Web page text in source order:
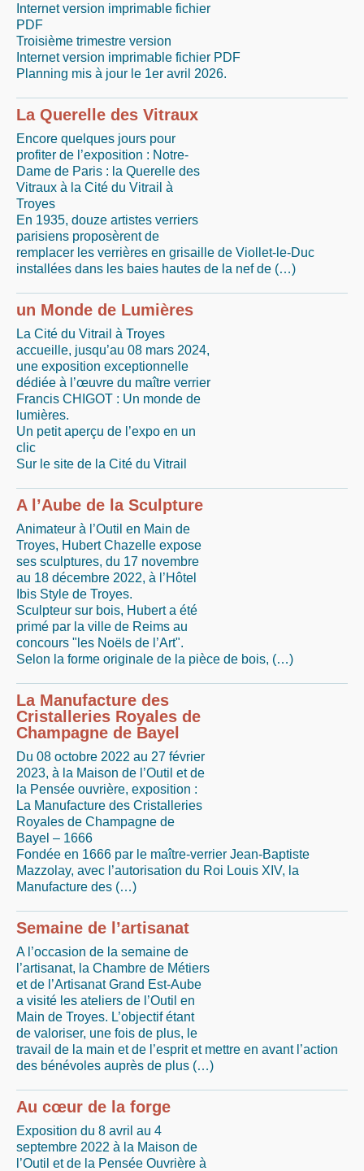
Internet version imprimable fichier
PDF
Troisième trimestre version
Internet version imprimable fichier PDF
Planning mis à jour le 1er avril 2026.
La Querelle des Vitraux
Encore quelques jours pour
profiter de l’exposition : Notre-
Dame de Paris : la Querelle des
Vitraux à la Cité du Vitrail à
Troyes
En 1935, douze artistes verriers
parisiens proposèrent de
remplacer les verrières en grisaille de Viollet-le-Duc
installées dans les baies hautes de la nef de (…)
un Monde de Lumières
La Cité du Vitrail à Troyes
accueille, jusqu’au 08 mars 2024,
une exposition exceptionnelle
dédiée à l’œuvre du maître verrier
Francis CHIGOT : Un monde de
lumières.
Un petit aperçu de l’expo en un
clic
Sur le site de la Cité du Vitrail
A l’Aube de la Sculpture
Animateur à l’Outil en Main de
Troyes, Hubert Chazelle expose
ses sculptures, du 17 novembre
au 18 décembre 2022, à l’Hôtel
Ibis Style de Troyes.
Sculpteur sur bois, Hubert a été
primé par la ville de Reims au
concours "les Noëls de l’Art".
Selon la forme originale de la pièce de bois, (…)
La Manufacture des
Cristalleries Royales de
Champagne de Bayel
Du 08 octobre 2022 au 27 février
2023, à la Maison de l’Outil et de
la Pensée ouvrière, exposition :
La Manufacture des Cristalleries
Royales de Champagne de
Bayel – 1666
Fondée en 1666 par le maître-verrier Jean-Baptiste
Mazzolay, avec l’autorisation du Roi Louis XIV, la
Manufacture des (…)
Semaine de l’artisanat
A l’occasion de la semaine de
l’artisanat, la Chambre de Métiers
et de l’Artisanat Grand Est-Aube
a visité les ateliers de l’Outil en
Main de Troyes. L’objectif étant
de valoriser, une fois de plus, le
travail de la main et de l’esprit et mettre en avant l’action
des bénévoles auprès de plus (…)
Au cœur de la forge
Exposition du 8 avril au 4
septembre 2022 à la Maison de
l’Outil et de la Pensée Ouvrière à